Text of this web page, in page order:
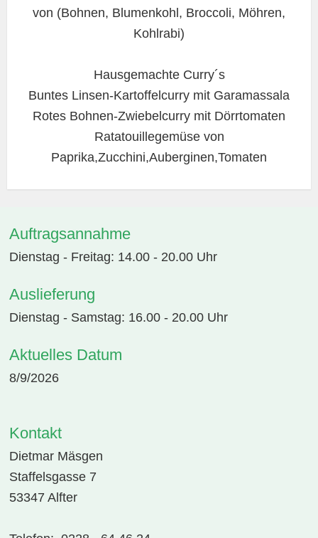
von (Bohnen, Blumenkohl, Broccoli, Möhren,
Kohlrabi)
Hausgemachte Curry´s
Buntes Linsen-Kartoffelcurry mit Garamassala
Rotes Bohnen-Zwiebelcurry mit Dörrtomaten
Ratatouillegemüse von
Paprika,Zucchini,Auberginen,Tomaten
Auftragsannahme
Dienstag - Freitag: 14.00 - 20.00 Uhr
Auslieferung
Dienstag - Samstag: 16.00 - 20.00 Uhr
Aktuelles Datum
8/9/2026
Kontakt
Dietmar Mäsgen
Staffelsgasse 7
53347 Alfter